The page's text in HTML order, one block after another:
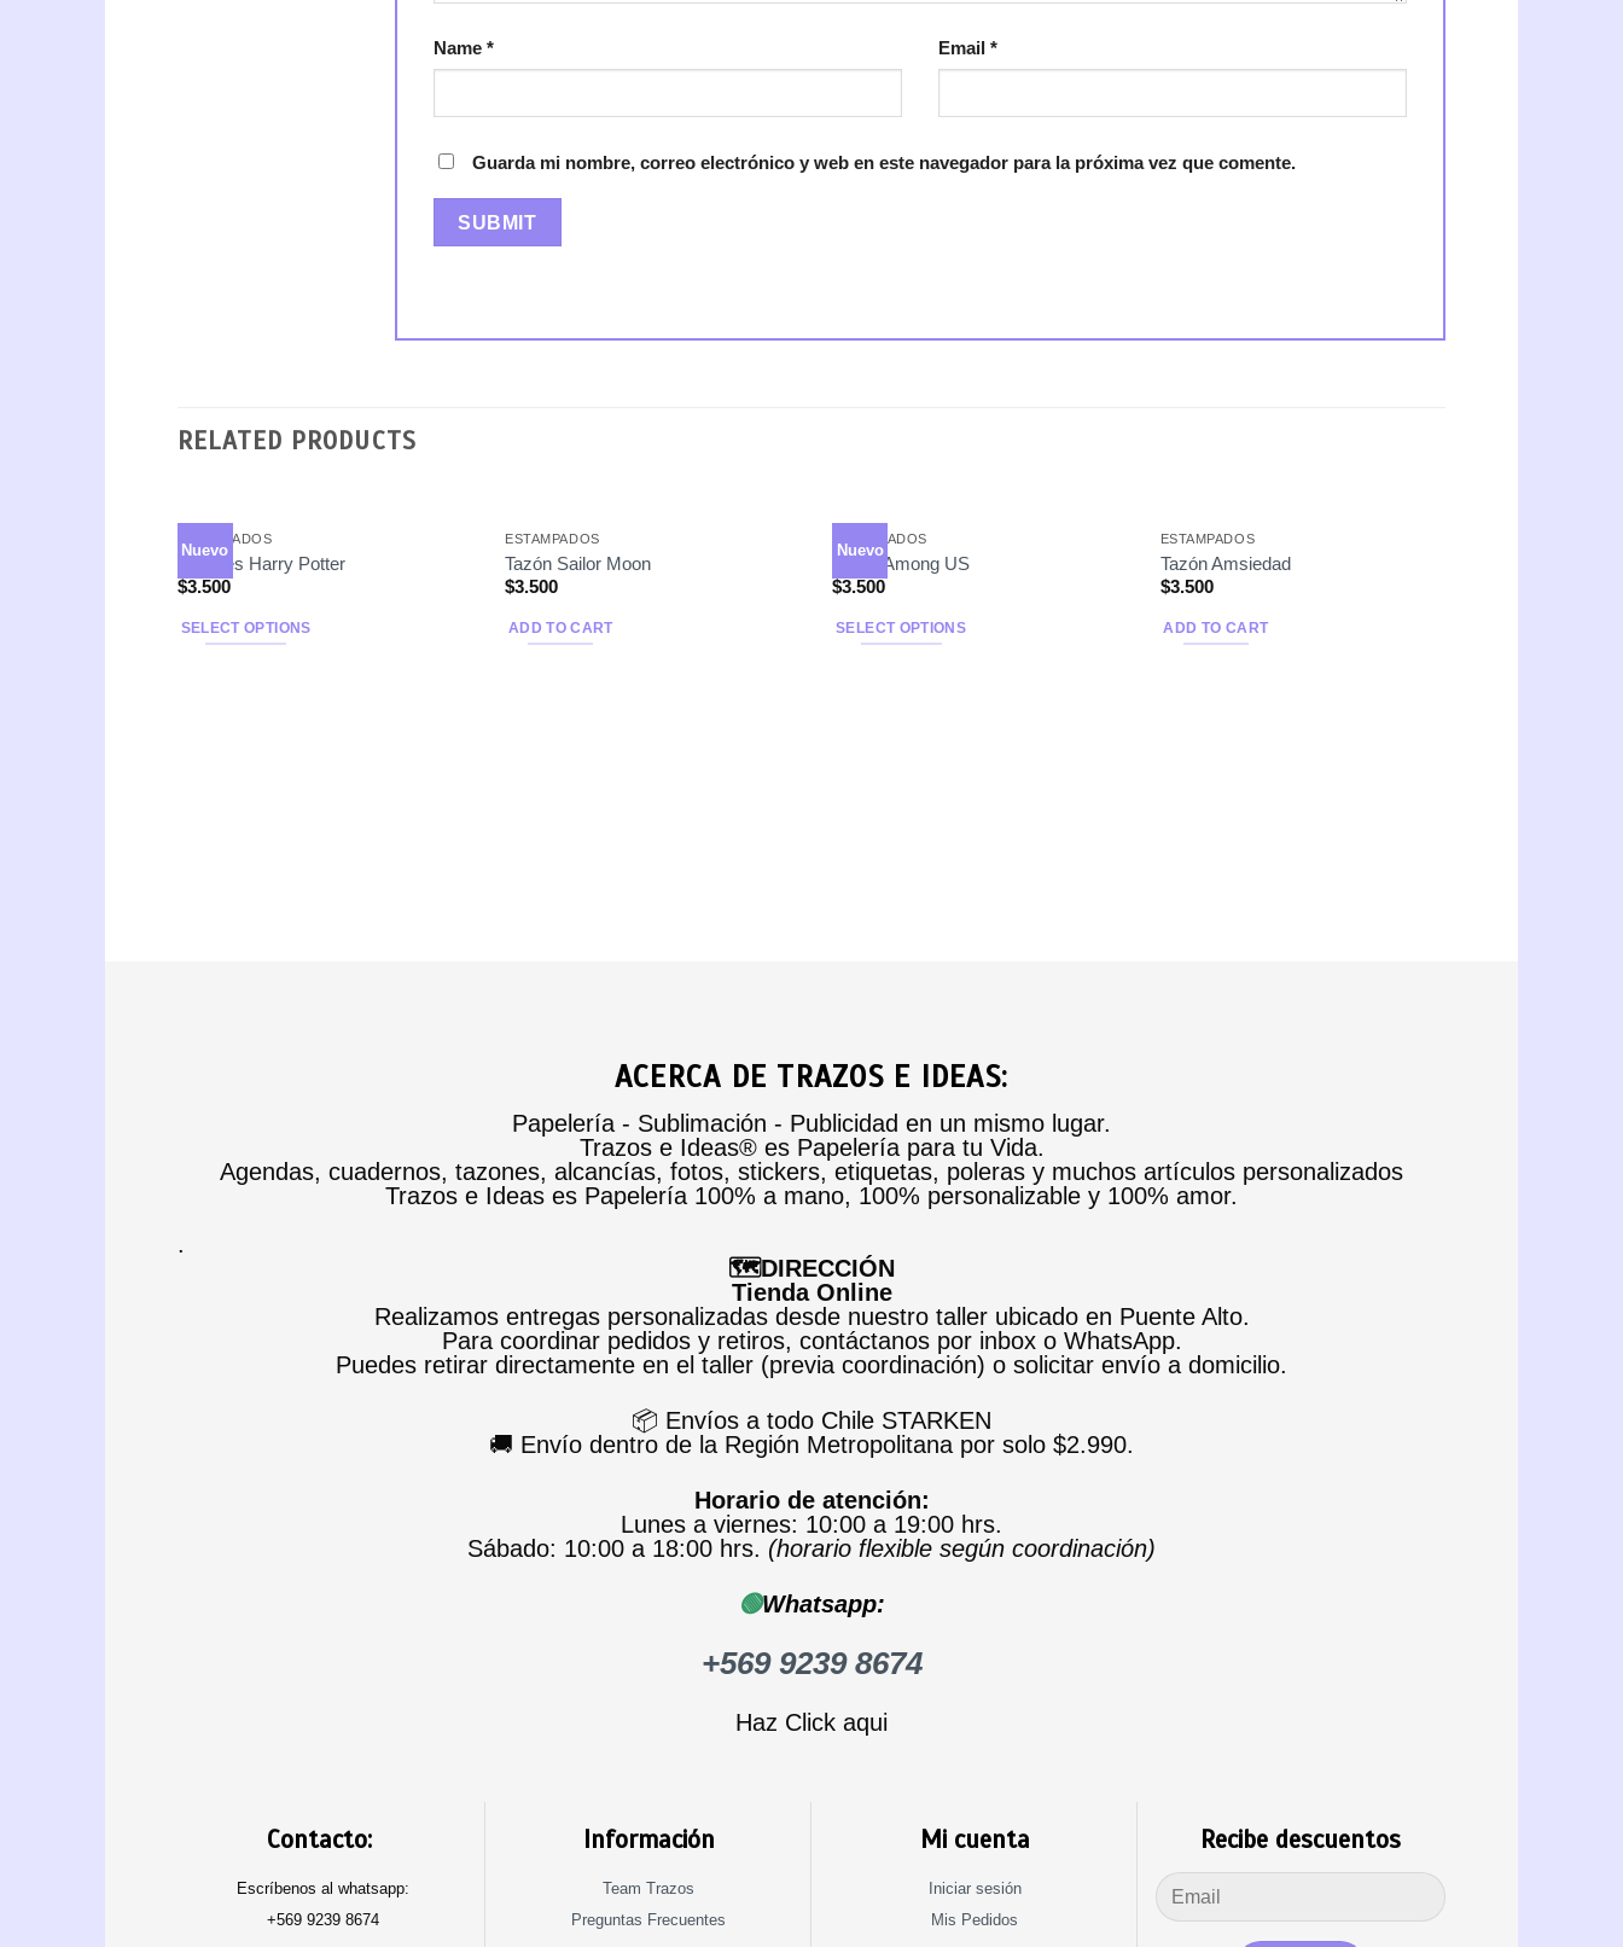
Name * Email *
Guarda mi nombre, correo electrónico y web en este navegador para la próxima vez que comente.
RELATED PRODUCTS
Nuevo
ESTAMPADOS
Tazones Harry Potter
$3.500
SELECT OPTIONS
ESTAMPADOS
Tazón Sailor Moon
$3.500
ADD TO CART
Nuevo
ESTAMPADOS
Tazon Among US
$3.500
SELECT OPTIONS
ESTAMPADOS
Tazón Amsiedad
$3.500
ADD TO CART
ACERCA DE TRAZOS E IDEAS:
Papelería - Sublimación - Publicidad en un mismo lugar.
Trazos e Ideas® es Papelería para tu Vida.
Agendas, cuadernos, tazones, alcancías, fotos, stickers, etiquetas, poleras y muchos artículos personalizados
Trazos e Ideas es Papelería 100% a mano, 100% personalizable y 100% amor.
.
🗺️DIRECCIÓN
Tienda Online
Realizamos entregas personalizadas desde nuestro taller ubicado en Puente Alto.
Para coordinar pedidos y retiros, contáctanos por inbox o WhatsApp.
Puedes retirar directamente en el taller (previa coordinación) o solicitar envío a domicilio.
📦 Envíos a todo Chile STARKEN
🚚 Envío dentro de la Región Metropolitana por solo $2.990.
Horario de atención:
Lunes a viernes: 10:00 a 19:00 hrs.
Sábado: 10:00 a 18:00 hrs. (horario flexible según coordinación)
🟢Whatsapp:
+569 9239 8674
Haz Click aqui
Contacto:
Escríbenos al whatsapp:
+569 9239 8674
Información
Team Trazos
Preguntas Frecuentes
Mi cuenta
Iniciar sesión
Mis Pedidos
Recibe descuentos